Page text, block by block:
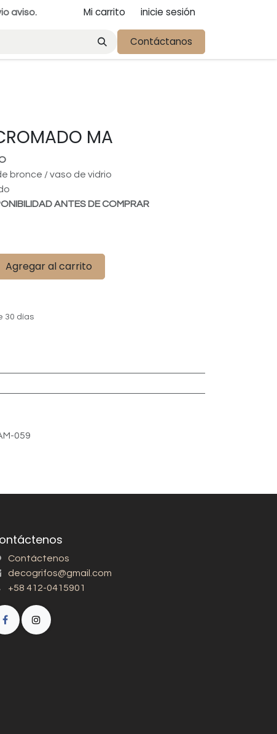
aviso. Mi carrito inicie sesión
Contáctanos
MA
bronce / vaso de vidrio
ANTES DE COMPRAR
Agregar al carrito
30 días
059
Contáctenos
decogrifos@gmail.com
+58 412-0415901